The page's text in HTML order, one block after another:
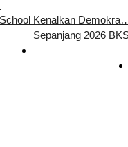
Kenalkan
Sepanjang 2026